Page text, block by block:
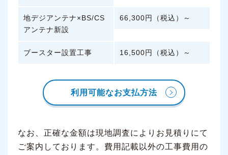
地デジアンテナ×BS/CS
アンテナ新設
66,300円（税込）～
ブースター設置工事 16,500円（税込）～
利用可能なお支払方法
なお、正確な金額は現地調査によりお見積りにて
ご案内しております。費用記載以外の工事費用の